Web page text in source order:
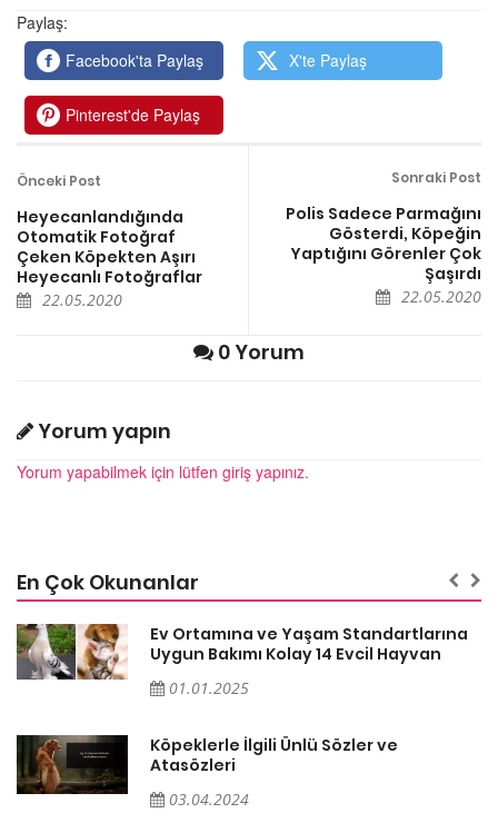
Paylaş:
Facebook'ta Paylaş
X'te Paylaş
Pinterest'de Paylaş
Önceki Post
Heyecanlandığında
Otomatik Fotoğraf
Çeken Köpekten Aşırı
Heyecanlı Fotoğraflar
22.05.2020
Sonraki Post
Polis Sadece Parmağını
Gösterdi, Köpeğin
Yaptığını Görenler Çok
Şaşırdı
22.05.2020
0 Yorum
Yorum yapın
Yorum yapabilmek için lütfen giriş yapınız.
En Çok Okunanlar
Ev Ortamına ve Yaşam Standartlarına
Uygun Bakımı Kolay 14 Evcil Hayvan
01.01.2025
Köpeklerle İlgili Ünlü Sözler ve
Atasözleri
03.04.2024